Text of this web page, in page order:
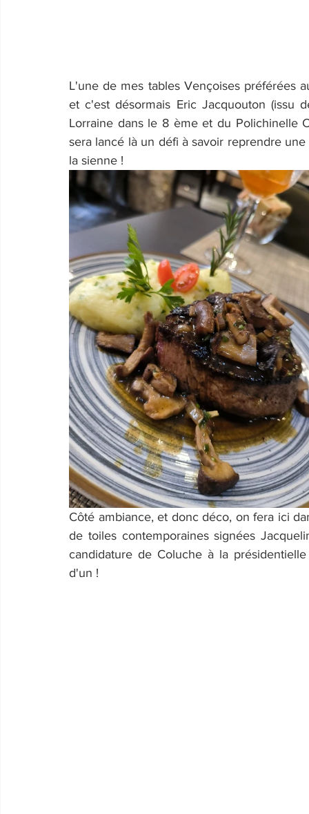
L'une de mes tables Vençoises préférées
et c'est désormais Eric Jacquouton (issu
Lorraine dans le 8 ème et du Polichinelle
sera lancé là un défi à savoir reprendre
la sienne !
Côté ambiance, et donc déco, on fera ici
de toiles contemporaines signées
candidature de Coluche à la
d'un !